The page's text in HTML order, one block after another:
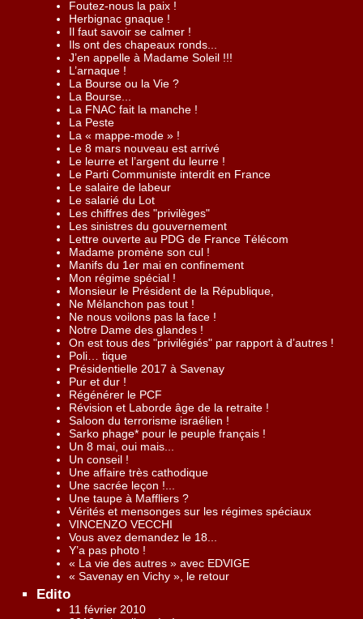
Foutez-nous la paix !
Herbignac gnaque !
Il faut savoir se calmer !
Ils ont des chapeaux ronds...
J’en appelle à Madame Soleil !!!
L’arnaque !
La Bourse ou la Vie ?
La Bourse...
La FNAC fait la manche !
La Peste
La « mappe-mode » !
Le 8 mars nouveau est arrivé
Le leurre et l’argent du leurre !
Le Parti Communiste interdit en France
Le salaire de labeur
Le salarié du Lot
Les chiffres des "privilèges"
Les sinistres du gouvernement
Lettre ouverte au PDG de France Télécom
Madame promène son cul !
Manifs du 1er mai en confinement
Mon régime spécial !
Monsieur le Président de la République,
Ne Mélanchon pas tout !
Ne nous voilons pas la face !
Notre Dame des glandes !
On est tous des "privilégiés" par rapport à d’autres !
Poli… tique
Présidentielle 2017 à Savenay
Pur et dur !
Régénérer le PCF
Révision et Laborde âge de la retraite !
Saloon du terrorisme israélien !
Sarko phage* pour le peuple français !
Un 8 mai, oui mais...
Un conseil !
Une affaire très cathodique
Une sacrée leçon !...
Une taupe à Maffliers ?
Vérités et mensonges sur les régimes spéciaux
VINCENZO VECCHI
Vous avez demandez le 18...
Y’a pas photo !
« La vie des autres » avec EDVIGE
« Savenay en Vichy », le retour
Edito
11 février 2010